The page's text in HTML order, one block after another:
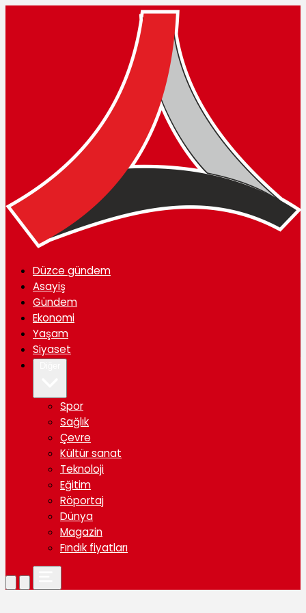
Düzce gündem
Asayiş
Gündem
Ekonomi
Yaşam
Siyaset
Spor
Sağlık
Çevre
Kültür sanat
Teknoloji
Eğitim
Röportaj
Dünya
Magazin
Fındık fiyatları